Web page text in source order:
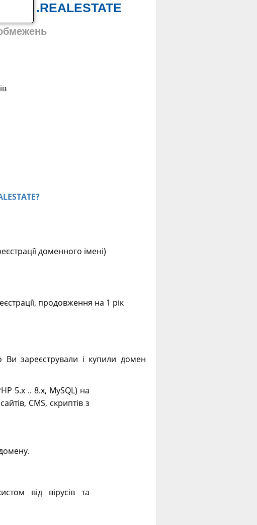
.REALESTATE
доменного імені)
продовження на 1 рік
зареєстрували і купили домен
5.х .. 8.х, MySQL) на
CMS, скриптів з
від вірусів та